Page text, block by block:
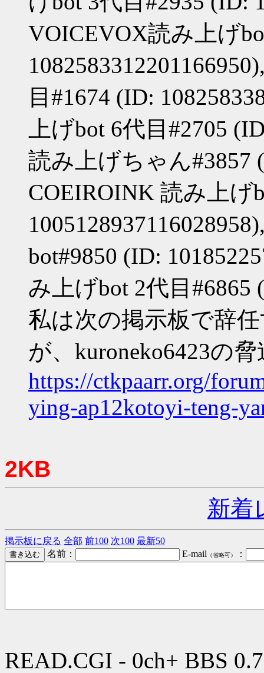
VOICEVOX読み上げ
目#1674 (ID:
上げbot 6代目#2705
読み上げちゃん#3857
COEIROINK 読み上げ
bot#9850 (ID:
み上げbot 2代目#6865
私は次の掲示板で辞
が、kuroneko6423の
https://ctkpaarr.org/
ying-ap12kotoyi-teng-
2KB
新着
掲示板に戻る 全部 前100 次100 最新50
名前：
E-mail （省略可） ：
READ.CGI - 0ch+ BBS